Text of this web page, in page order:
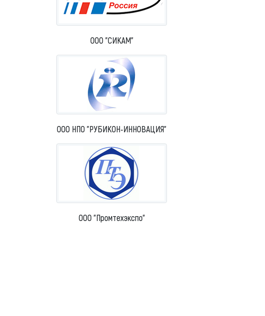
ООО "СИКАМ"
ООО НПО "РУБИКОН-ИННОВАЦИЯ"
ООО "Промтехэкспо"